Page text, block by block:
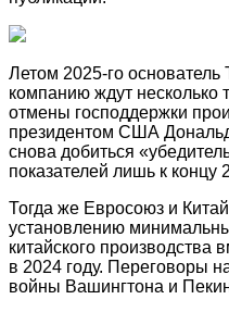
Летом 2025-го
компанию ждут несколько
отмены господдержки
президентом США
снова добиться
показателей лишь к концу
Тогда же Евросоюз и
установлению
китайского
в 2024 году. Переговоры
войны Вашингтона и